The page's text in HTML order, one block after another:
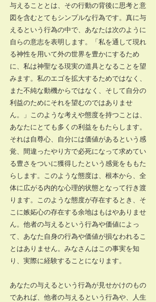
与えることとは、その行動の背後に思考と意
図を含むとてもシンプルな行為です。真に与
えるという行為の中で、あなたは次のように
自らの意志を表明します。「私を通して現れ
る神性を用いて外の世界を豊かにするため
に、私は神聖なる現実の道具となることを望
みます。私のエゴを拡大するためではなく、
また不純な動機からではなく、そして自分の
利益のためにそれを望むのではありませ
ん。」このような考えや態度を持つことは、
あなたにとても多くの利益をもたらします。
それは自尊心、自分には価値があるという感
覚、間違ったやり方で必死になって求めてい
る豊さをついに獲得したという感覚をももた
らします。このような態度は、根本から、全
体に広がる内的な心理的状態となって行き渡
ります。このような態度が存在するとき、そ
こに嫉妬心の存在する余地はもはやありませ
ん。他者の与えるという行為や価値によっ
て、あなた自身の行為や価値が損なわれるこ
とはありません。みなさんはこの事実を知
り、実際に経験することになります。
あなたの与えるという行為が見せかけのもの
であれば、他者の与えるという行為や、人生